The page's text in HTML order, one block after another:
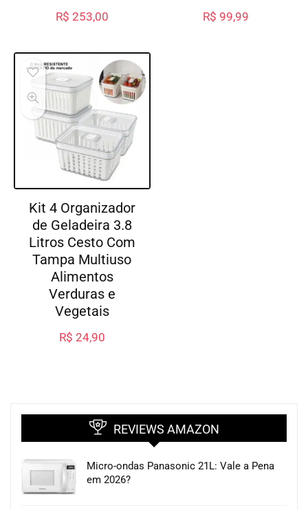
R$ 253,00 R$ 99,99
Kit 4 Organizador
de Geladeira 3.8
Litros Cesto Com
Tampa Multiuso
Alimentos
Verduras e
Vegetais
R$ 24,90
REVIEWS AMAZON
Micro-ondas Panasonic 21L: Vale a Pena
em 2026?